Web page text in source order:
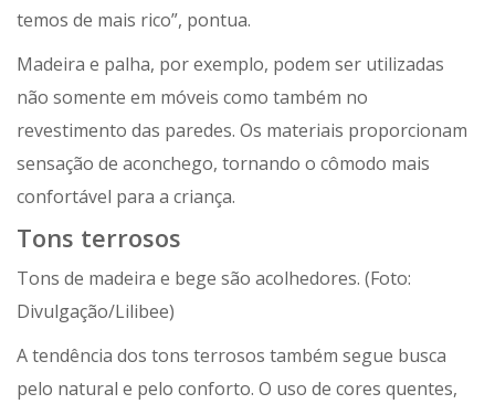
temos de mais rico”, pontua.
Madeira e palha, por exemplo, podem ser utilizadas
não somente em móveis como também no
revestimento das paredes. Os materiais proporcionam
sensação de aconchego, tornando o cômodo mais
confortável para a criança.
Tons terrosos
Tons de madeira e bege são acolhedores. (Foto:
Divulgação/Lilibee)
A tendência dos tons terrosos também segue busca
pelo natural e pelo conforto. O uso de cores quentes,